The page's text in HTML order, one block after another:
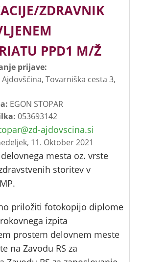
ZDRAVNIK
PPD1 M/Ž
prijave:
Tovarniška cesta 3,
EGON STOPAR
053693142
ajdovscina.si
11. Oktober 2021
mesta oz. vrste
storitev v
priložiti fotokopijo diplome
izpita
prostem delovnem meste
na Zavodu RS za